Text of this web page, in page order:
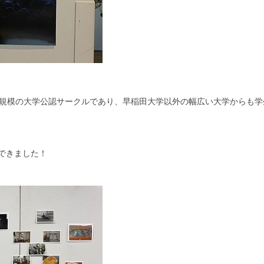
模の大学公認サークルであり、早稲田大学以外の幅広い大学からも
きました！